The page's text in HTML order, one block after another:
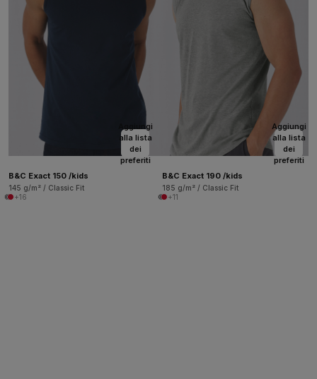
Aggiungi
alla lista
dei
preferiti
B&C Exact 150 /kids
145 g/m² / Classic Fit
+16
Aggiungi
alla lista
dei
preferiti
B&C Exact 190 /kids
185 g/m² / Classic Fit
+11